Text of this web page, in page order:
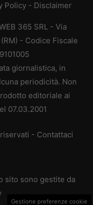
Policy - Disclaimer
365 SRL - Via
- Codice Fiscale
giornalistica, in
periodicità. Non
editoriale ai
07.03.2001
- Contattaci
sito sono gestite da
Gestione preferenze cookie